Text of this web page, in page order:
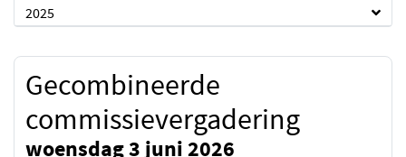
2025
Gecombineerde
commissievergadering
woensdag 3 juni 2026